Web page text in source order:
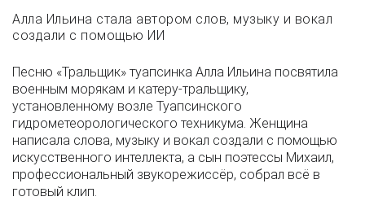
Алла Ильина стала автором слов, музыку и вокал
создали с помощью ИИ
Песню «Тральщик» туапсинка Алла Ильина посвятила
военным морякам и катеру-тральщику,
установленному возле Туапсинского
гидрометеорологического техникума. Женщина
написала слова, музыку и вокал создали с помощью
искусственного интеллекта, а сын поэтессы Михаил,
профессиональный звукорежиссёр, собрал всё в
готовый клип.